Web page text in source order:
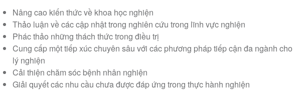
Nâng cao kiến thức về khoa học nghiện
Thảo luận về các cập nhật trong nghiên cứu trong lĩnh vực nghiện
Phác thảo những thách thức trong điều trị
Cung cấp một tiếp xúc chuyên sâu với các phương pháp tiếp cận đa ngành
lý nghiện
Cải thiện chăm sóc bệnh nhân nghiện
Giải quyết các nhu cầu chưa được đáp ứng trong thực hành nghiện